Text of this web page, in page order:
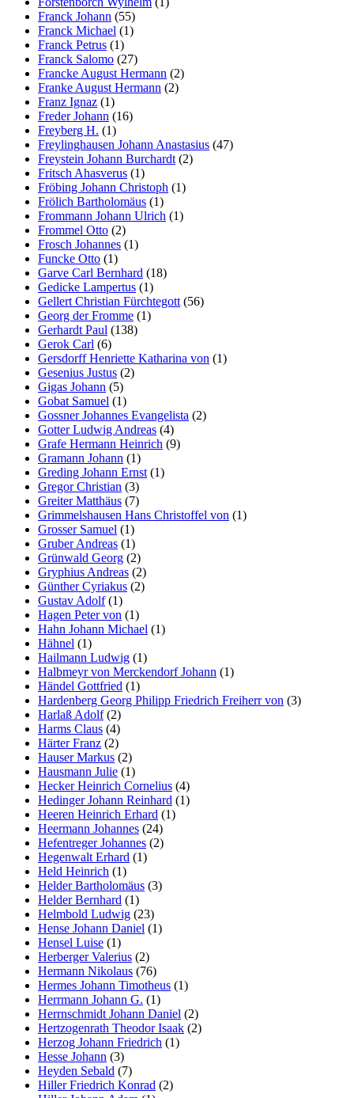
Franck Johann (55)
Franck Michael (1)
Franck Petrus (1)
Franck Salomo (27)
Francke August Hermann (2)
Franke August Hermann (2)
Franz Ignaz (1)
Freder Johann (16)
Freyberg H. (1)
Freylinghausen Johann Anastasius (47)
Freystein Johann Burchardt (2)
Fritsch Ahasverus (1)
Fröbing Johann Christoph (1)
Frölich Bartholomäus (1)
Frommann Johann Ulrich (1)
Frommel Otto (2)
Frosch Johannes (1)
Funcke Otto (1)
Garve Carl Bernhard (18)
Gedicke Lampertus (1)
Gellert Christian Fürchtegott (56)
Georg der Fromme (1)
Gerhardt Paul (138)
Gerok Carl (6)
Gersdorff Henriette Katharina von (1)
Gesenius Justus (2)
Gigas Johann (5)
Gobat Samuel (1)
Gossner Johannes Evangelista (2)
Gotter Ludwig Andreas (4)
Grafe Hermann Heinrich (9)
Gramann Johann (1)
Greding Johann Ernst (1)
Gregor Christian (3)
Greiter Matthäus (7)
Grimmelshausen Hans Christoffel von (1)
Grosser Samuel (1)
Gruber Andreas (1)
Grünwald Georg (2)
Gryphius Andreas (2)
Günther Cyriakus (2)
Gustav Adolf(1)
Hagen Peter von (1)
Hahn Johann Michael (1)
Hähnel (1)
Hailmann Ludwig (1)
Halbmeyr von Merckendorf Johann (1)
Händel Gottfried (1)
Hardenberg Georg Philipp Friedrich Freiherr von (3)
Harlaß Adolf(2)
Harms Claus (4)
Härter Franz (2)
Hauser Markus (2)
Hausmann Julie (1)
Hecker Heinrich Cornelius (4)
Hedinger Johann Reinhard (1)
Heeren Heinrich Erhard (1)
Heermann Johannes (24)
Hefentreger Johannes (2)
Hegenwalt Erhard (1)
Held Heinrich (1)
Helder Bartholomäus (3)
Helder Bernhard (1)
Helmbold Ludwig (23)
Hense Johann Daniel (1)
Hensel Luise (1)
Herberger Valerius (2)
Hermann Nikolaus (76)
Hermes Johann Timotheus (1)
Herrmann Johann G. (1)
Herrnschmidt Johann Daniel (2)
Hertzogenrath Theodor Isaak (2)
Herzog Johann Friedrich (1)
Hesse Johann (3)
Heyden Sebald (7)
Hiller Friedrich Konrad (2)